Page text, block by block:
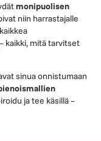
monipuolisen
niin harrastajalle
– kaikki, mitä tarvitset
sinua onnistumaan
ja tee käsillä –